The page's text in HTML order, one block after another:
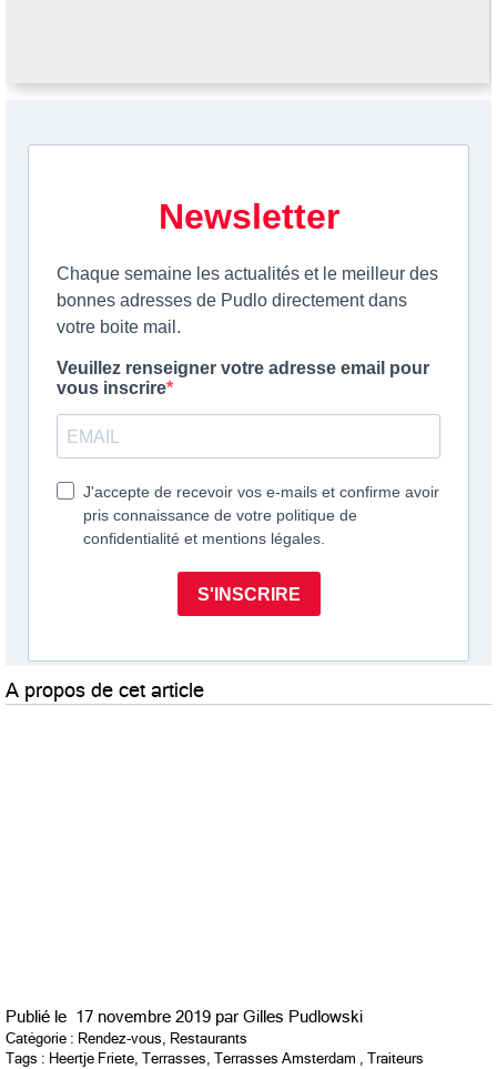
A propos de cet article
Publié le 17 novembre 2019 par Gilles Pudlowski
Catégorie : Rendez-vous, Restaurants
Tags : Heertje Friete, Terrasses, Terrasses Amsterdam , Traiteurs